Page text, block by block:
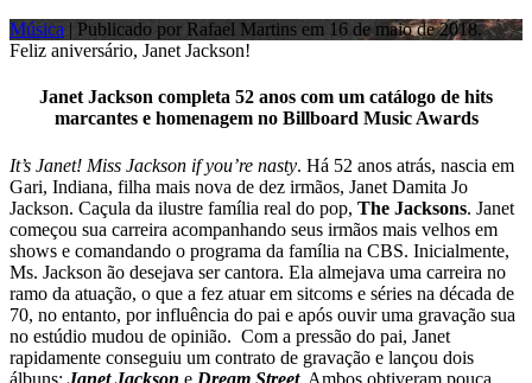
Música | Publicado por Rafael Martins em 16 de maio de 2018.
Feliz aniversário, Janet Jackson!
Janet Jackson completa 52 anos com um catálogo de hits
marcantes e homenagem no Billboard Music Awards
It’s Janet! Miss Jackson if you’re nasty. Há 52 anos atrás, nascia em
Gari, Indiana, filha mais nova de dez irmãos, Janet Damita Jo
Jackson. Caçula da ilustre família real do pop, The Jacksons. Janet
começou sua carreira acompanhando seus irmãos mais velhos em
shows e comandando o programa da família na CBS. Inicialmente,
Ms. Jackson ão desejava ser cantora. Ela almejava uma carreira no
ramo da atuação, o que a fez atuar em sitcoms e séries na década de
70, no entanto, por influência do pai e após ouvir uma gravação sua
no estúdio mudou de opinião. Com a pressão do pai, Janet
rapidamente conseguiu um contrato de gravação e lançou dois
álbuns: Janet Jackson e Dream Street. Ambos obtiveram pouca